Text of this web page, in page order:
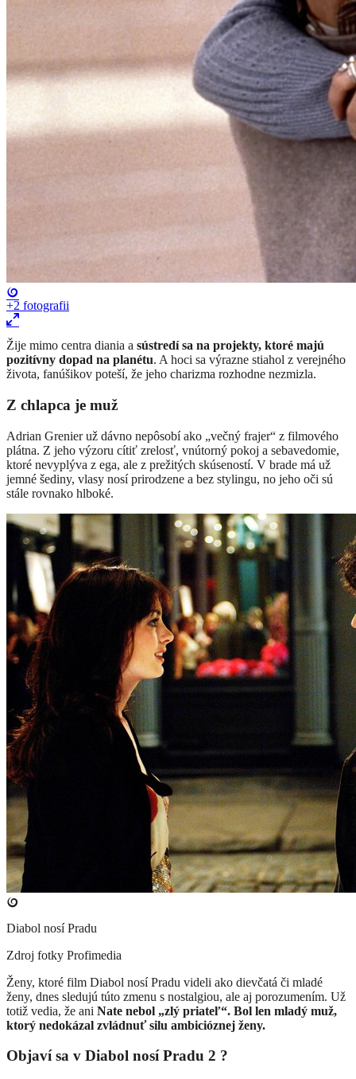
+2 fotografii
Žije mimo centra diania a sústredí sa na projekty, ktoré majú
pozitívny dopad na planétu. A hoci sa výrazne stiahol z verejného
života, fanúšikov poteší, že jeho charizma rozhodne nezmizla.
Z chlapca je muž
Adrian Grenier už dávno nepôsobí ako „večný frajer“ z filmového
plátna. Z jeho výzoru cítiť zrelosť, vnútorný pokoj a sebavedomie,
ktoré nevyplýva z ega, ale z prežitých skúseností. V brade má už
jemné šediny, vlasy nosí prirodzene a bez stylingu, no jeho oči sú
stále rovnako hlboké.
Diabol nosí Pradu
Zdroj fotky Profimedia
Ženy, ktoré film Diabol nosí Pradu videli ako dievčatá či mladé
ženy, dnes sledujú túto zmenu s nostalgiou, ale aj porozumením. Už
totiž vedia, že ani Nate nebol „zlý priateľ“. Bol len mladý muž,
ktorý nedokázal zvládnuť silu ambicióznej ženy.
Objaví sa v Diabol nosí Pradu 2 ?